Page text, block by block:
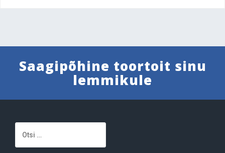
Saagipõhine toortoit sinu
lemmikule